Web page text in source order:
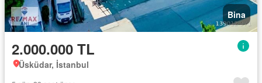
Bina
2.000.000 TL
Üsküdar, İstanbul